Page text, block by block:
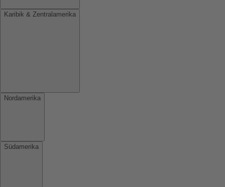
Karibik & Zentralamerika
Nordamerika
Südamerika